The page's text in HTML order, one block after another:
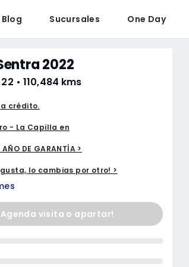
Blog Sucursales One Day
2022
• 110,484 kms
crédito.
- La Capilla en
DE GARANTÍA >
gusta, lo cambias por otro! >
visita o apartar!